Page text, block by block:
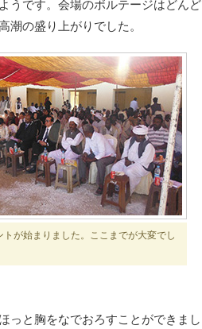
うです。会場のボルテージはどんど
潮の盛り上がりでした。
トが始まりました。ここまでが大変でし
っと胸をなでおろすことができまし